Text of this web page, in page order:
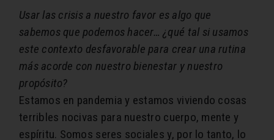
Usar las crisis a nuestro favor es algo que
sabemos que podemos hacer… ¿qué tal si usamos
este contexto desfavorable para crear una rutina
más acorde con nuestro bienestar y nuestro
propósito?
Estamos en pandemia y estamos viviendo cosas
terribles nocivas para nuestro cuerpo, mente y
espíritu. Somos seres sociales y, por lo tanto, lo